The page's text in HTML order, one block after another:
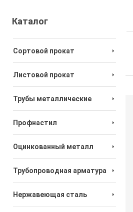
Каталог
Сортовой прокат
Листовой прокат
Трубы металлические
Профнастил
Оцинкованный металл
Трубопроводная арматура
Нержавеющая сталь